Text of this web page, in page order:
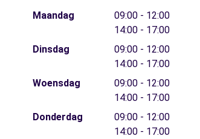
Maandag
09:00 - 12:00
14:00 - 17:00
Dinsdag
09:00 - 12:00
14:00 - 17:00
Woensdag
09:00 - 12:00
14:00 - 17:00
Donderdag
09:00 - 12:00
14:00 - 17:00